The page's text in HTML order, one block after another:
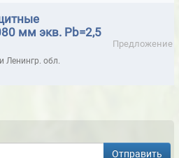
ИННОТЕХ
ГЕРМЕТИКИ ОГНЕЗАЩИТНЫЕ
мм экв. Pb=2,5
Предложение
Ленингр. обл.
Отправить